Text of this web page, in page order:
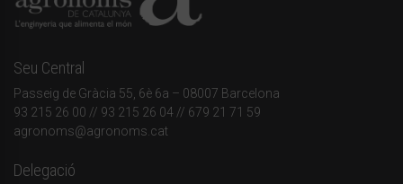
Seu Central
Passeig de Gràcia 55, 6è 6a – 08007 Barcelona
93 215 26 00 // 93 215 26 04 // 679 21 71 59
agronoms@agronoms.cat
Delegació